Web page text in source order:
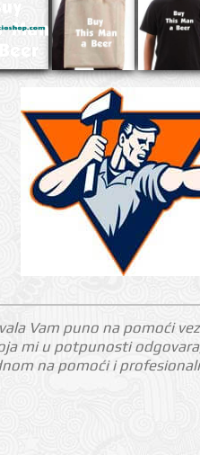
Vam puno na pomoći
mi u potpunosti
na pomoći i